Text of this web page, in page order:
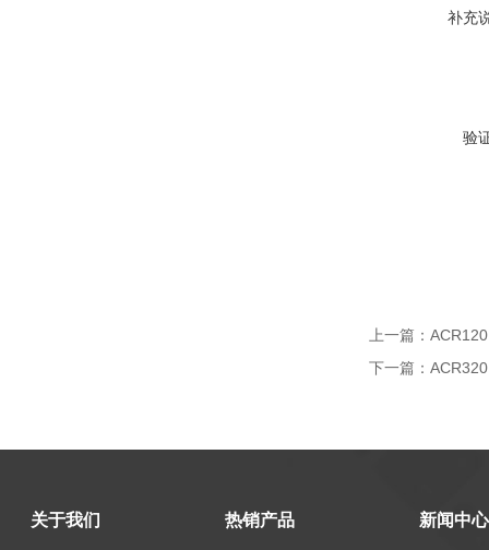
补充
验
上一篇：
下一篇：
关于我们 热销产品 新闻中心